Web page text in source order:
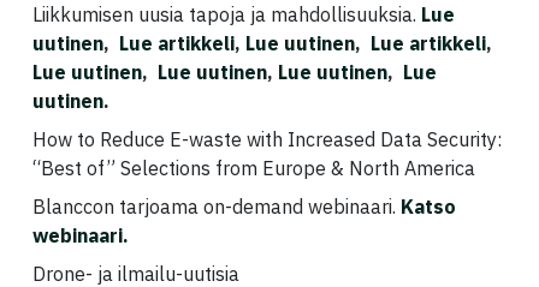
Liikkumisen uusia tapoja ja mahdollisuuksia. Lue
uutinen, Lue artikkeli, Lue uutinen, Lue artikkeli,
Lue uutinen, Lue uutinen, Lue uutinen, Lue
uutinen.
How to Reduce E-waste with Increased Data Security:
“Best of” Selections from Europe & North America
Blanccon tarjoama on-demand webinaari. Katso
webinaari.
Drone- ja ilmailu-uutisia